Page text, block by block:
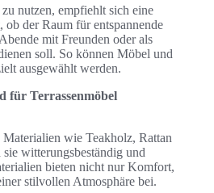
nutzen, empfiehlt sich eine
ob der Raum für entspannende
mit Freunden oder als
soll. So können Möbel und
ausgewählt werden.
für Terrassenmöbel
Materialien wie Teakholz, Rattan
witterungsbeständig und
bieten nicht nur Komfort,
stilvollen Atmosphäre bei.